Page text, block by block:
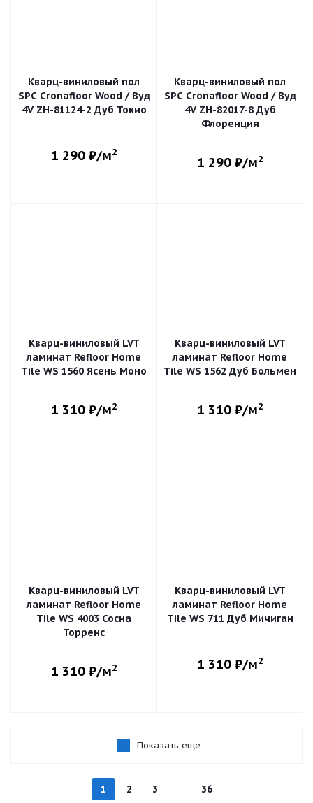
Кварц-виниловый пол
SPC Cronafloor Wood / Вуд
4V ZH-81124-2 Дуб Токио
1 290₽/м2
Кварц-виниловый пол
SPC Cronafloor Wood / Вуд
4V ZH-82017-8 Дуб
Флоренция
1 290₽/м2
Кварц-виниловый LVT
ламинат Refloor Home
Tile WS 1560 Ясень Моно
1 310₽/м2
Кварц-виниловый LVT
ламинат Refloor Home
Tile WS 1562 Дуб Больмен
1 310₽/м2
Кварц-виниловый LVT
ламинат Refloor Home
Tile WS 4003 Сосна
Торренс
1 310₽/м2
Кварц-виниловый LVT
ламинат Refloor Home
Tile WS 711 Дуб Мичиган
1 310₽/м2
Показать еще
1 2 3 36